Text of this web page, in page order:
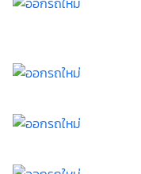
ความยินยอม ทั้งนี้
รายละเอียดจาก
จากหน่วยงานถึง
และมีความเข้าใจ
ไม่ให้ความยินยอ
ข้าพเจ้าสามารถถ
ในกรณีมีข้อจำ